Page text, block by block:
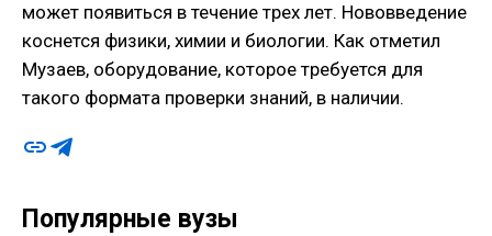
Популярные вузы
может появиться в течение трех лет. Нововведение
коснется физики, химии и биологии. Как отметил
Музаев, оборудование, которое требуется для
такого формата проверки знаний, в наличии.